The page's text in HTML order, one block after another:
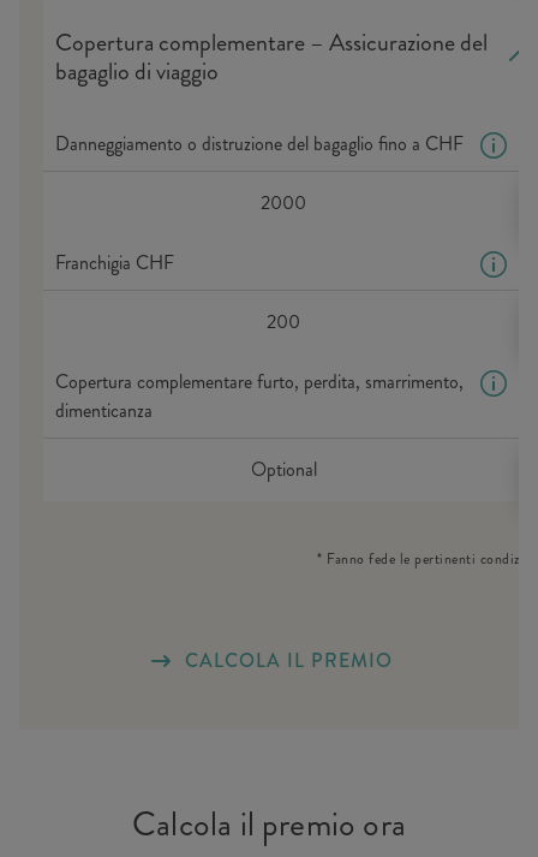
Copertura complementare – Assicurazione del
bagaglio di viaggio
Danneggiamento o distruzione del bagaglio fino a CHF
2000
Franchigia CHF
200
Copertura complementare furto, perdita, smarrimento,
dimenticanza
Optional
* Fanno fede le pertinenti
CALCOLA IL PREMIO
Calcola il premio ora